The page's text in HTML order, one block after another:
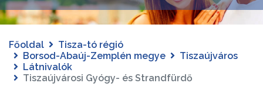
Főoldal
Tisza-tó régió
Borsod-Abaúj-Zemplén megye
Tiszaújváros
Látnivalók
Tiszaújvárosi Gyógy- és Strandfürdő